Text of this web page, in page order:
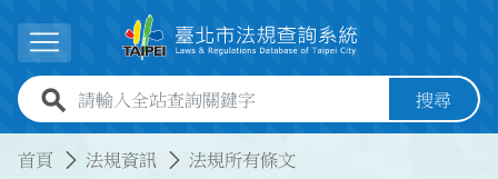
展開選單
全站查詢關鍵字欄位 搜尋
首頁 法規資訊 法規所有條文